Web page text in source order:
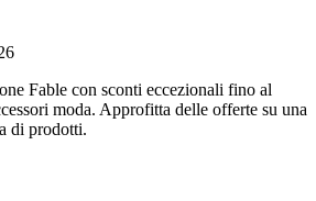
Fable con sconti eccezionali fino al
moda. Approfitta delle offerte su una
di prodotti.